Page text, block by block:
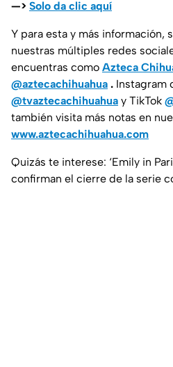
—> Solo da clic aquí
Y para esta y más información,
nuestras múltiples redes
encuentras como Azteca
@aztecachihuahua . Instagram
@tvaztecachihuahua y TikTok
también visita más notas en
www.aztecachihuahua.com
Quizás te interese: ‘Emily in
confirman el cierre de la serie